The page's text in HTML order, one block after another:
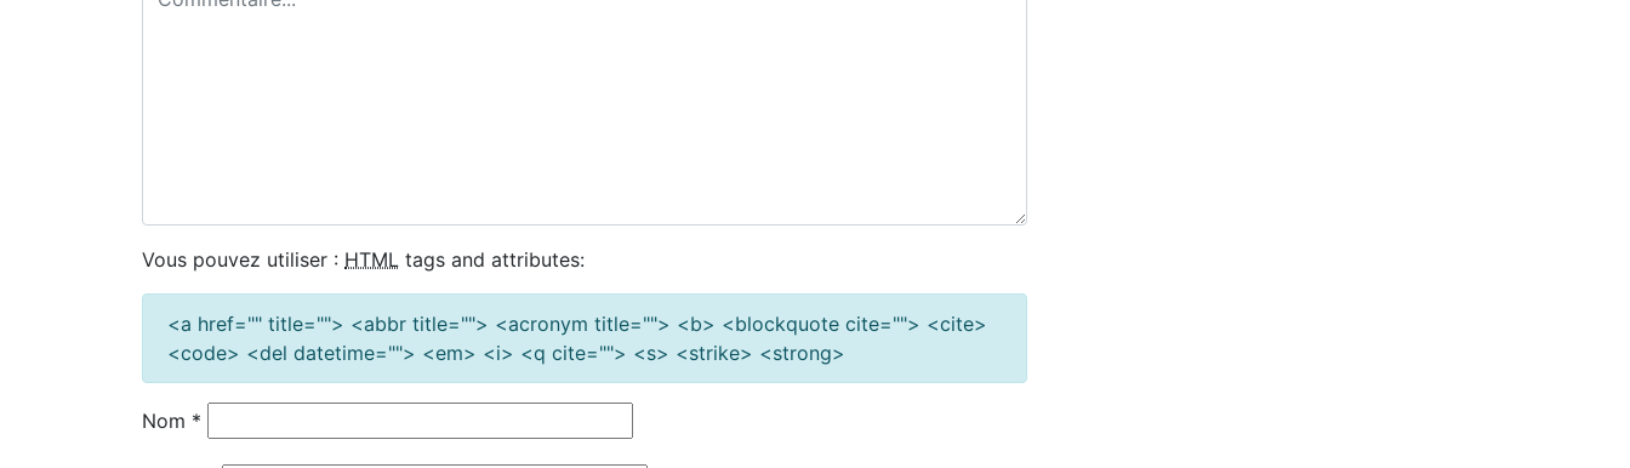
Vous pouvez utiliser : HTML tags and attributes:
<a href="" title=""> <abbr title=""> <acronym title=""> <b> <blockquote cite=""> <cite>
<code> <del datetime=""> <em> <i> <q cite=""> <s> <strike> <strong>
Nom *